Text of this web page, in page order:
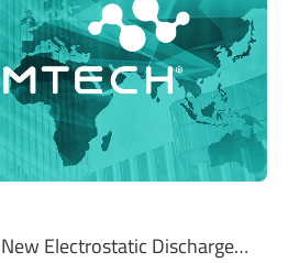
Electrostatic Discharge…